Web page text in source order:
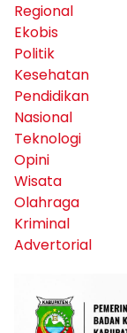
Regional
Ekobis
Politik
Kesehatan
Pendidikan
Nasional
Teknologi
Opini
Wisata
Olahraga
Kriminal
Advertorial